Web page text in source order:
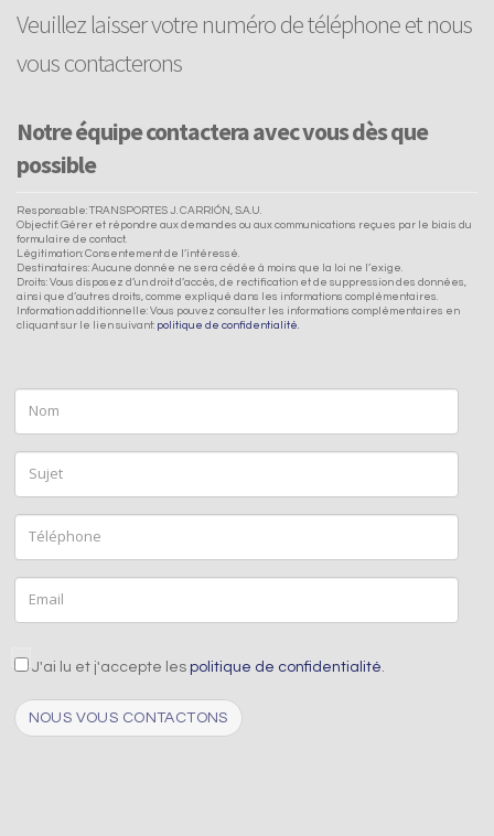
Veuillez laisser votre numéro de téléphone et nous
vous contacterons
Notre équipe contactera avec vous dès que
possible
Responsable: TRANSPORTES J. CARRIÓN, S.A.U.
Objectif: Gérer et répondre aux demandes ou aux communications reçues par le biais du
formulaire de contact.
Légitimation: Consentement de l’intéressé.
Destinataires: Aucune donnée ne sera cédée à moins que la loi ne l’exige.
Droits: Vous disposez d’un droit d’accès, de rectification et de suppression des données,
ainsi que d’autres droits, comme expliqué dans les informations complémentaires.
Information additionnelle: Vous pouvez consulter les informations complémentaires en
cliquant sur le lien suivant: politique de confidentialité.
Téléphone
aceptacion
J'ai lu et j'accepte les politique de confidentialité